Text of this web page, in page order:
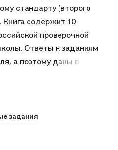
стандарту (второго
Книга содержит 10
проверочной
Ответы к заданиям
а поэтому даны в
Сборник
типовые задания для
работе за курс
задания